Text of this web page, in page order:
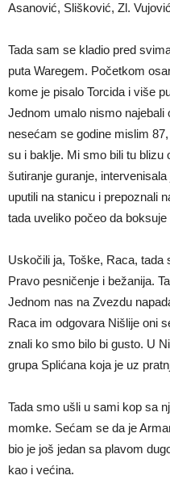
Asanović, Slišković, Zl.
Tada sam se kladio pred
puta Waregem. Početkom
kome je pisalo Torcida i više
Jednom umalo nismo
nesećam se godine mislim
su i baklje. Mi smo bili tu blizu
šutiranje guranje,
uputili na stanicu i prepoznali
tada uveliko počeo da
Uskočili ja, Toške, Raca, tada
Pravo pesničenje i bežanija.
Jednom nas na Zvezdu
Raca im odgovara Nišlije oni
znali ko smo bilo bi gusto. U
grupa Splićana koja je uz
Tada smo ušli u sami kop sa
momke. Sećam se da je
bio je još jedan sa plavom
kao i većina.